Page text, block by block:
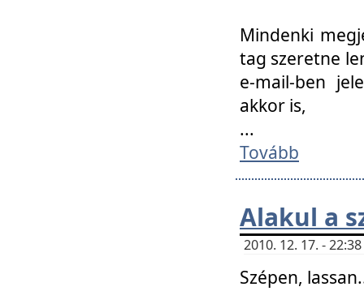
Mindenki
tag szeretne
e-mail-ben
akkor is,
...
Tovább
Alakul a
2010. 12. 17. -
Szépen,